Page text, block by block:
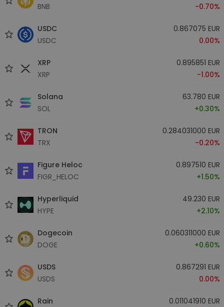
BNB
-0.70%
USDC
USDC
0.867075 EUR
0.00%
XRP
XRP
0.895851 EUR
-1.00%
Solana
SOL
63.780 EUR
+0.30%
TRON
TRX
0.284031000 EUR
-0.20%
Figure Heloc
FIGR_HELOC
0.897510 EUR
+1.50%
Hyperliquid
HYPE
49.230 EUR
+2.10%
Dogecoin
DOGE
0.060311000 EUR
+0.60%
USDS
USDS
0.867291 EUR
0.00%
Rain
0.011041910 EUR